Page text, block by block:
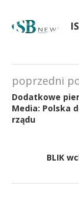
poprzedni
Dodatkowe
Media: Polska
rządu
BLIK